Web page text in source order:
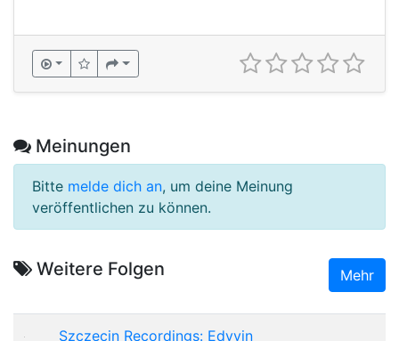
Meinungen
Bitte melde dich an, um deine Meinung
veröffentlichen zu können.
Weitere Folgen Mehr
Szczecin Recordings: Edvvin